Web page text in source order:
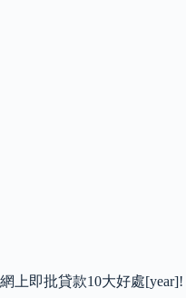
網上即批貸款10大好處[year]!